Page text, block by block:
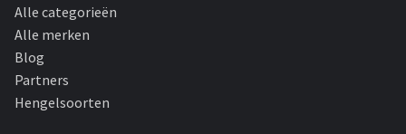
Alle categorieën
Alle merken
Blog
Partners
Hengelsoorten